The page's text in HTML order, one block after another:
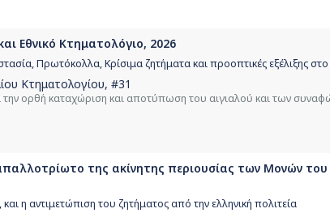
Εθνικό Κτηματολόγιο, 2026
Πρωτόκολλα, Κρίσιμα ζητήματα και προοπτικές εξέλιξης
Κτηματολογίου, #31
την ορθή καταχώριση και αποτύπωση του αιγιαλού και των
της ακίνητης περιουσίας των Μονών
η αντιμετώπιση του ζητήματος από την ελληνική πολιτεία